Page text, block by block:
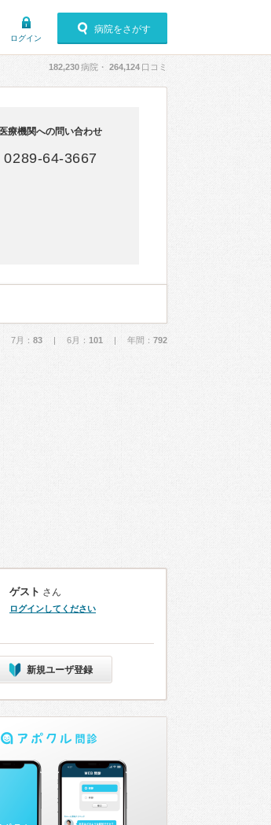
ログイン
病院をさがす
182,230病院・ 264,124 口コミ
療機関への問い合わせ
0289-64-3667
7月： 83 | 6月： 101 | 年間： 792
ゲスト さん
ログインしてください
新規ユーザ登録